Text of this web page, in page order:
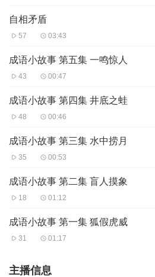
自相矛盾
57 03:43
成语小故事 第五集 一鸣惊人
43 00:47
成语小故事 第四集 井底之蛙
48 00:46
成语小故事 第三集 水中捞月
35 00:53
成语小故事 第二集 盲人摸象
18 01:12
成语小故事 第一集 狐假虎威
31 01:17
主播信息